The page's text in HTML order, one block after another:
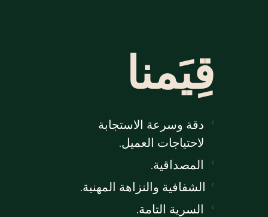
قِيَمنا
دقة وسرعة الاستجابة
لاحتياجات العميل.
المصداقية.
الشفافية والنزاهة المهنية.
السرية التامة.